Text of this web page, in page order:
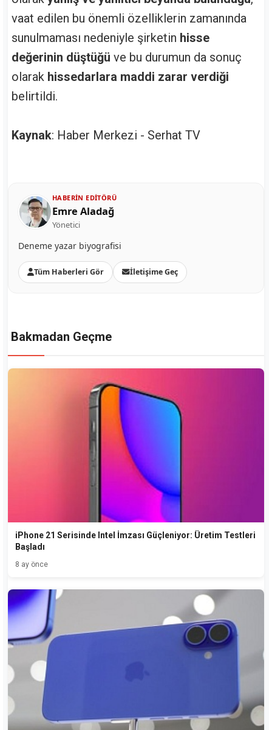
vaat edilen bu önemli özelliklerin zamanında
sunulmaması nedeniyle şirketin hisse
değerinin düştüğü ve bu durumun da sonuç
olarak hissedarlara maddi zarar verdiği
belirtildi.
Kaynak: Haber Merkezi - Serhat TV
HABERIN EDITÖRÜ
Emre Aladağ
Yönetici
Deneme yazar biyografisi
Tüm Haberleri Gör İletişime Geç
Bakmadan Geçme
iPhone 21 Serisinde Intel İmzası Güçleniyor: Üretim Testleri
Başladı
8 ay önce